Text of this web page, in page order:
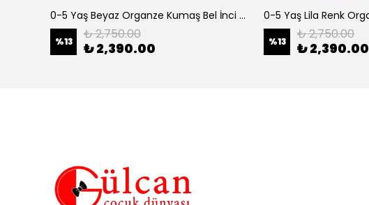
0-5 Yaş Beyaz Organze Kumaş Bel İnci Kemerli Midi Boy Arkası Lastikli Abiye
%13 ₺ 2,750.00
₺ 2,390.00 %13 ₺ 2,750.00
₺ 2,390.00